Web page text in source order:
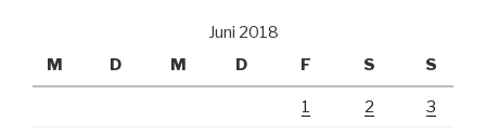
Juni 2018
M
D M D F S S
1 2 3